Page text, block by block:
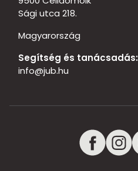
Sági utca 218.
Magyarország
Segítség és tanácsadás:
info@jub.hu